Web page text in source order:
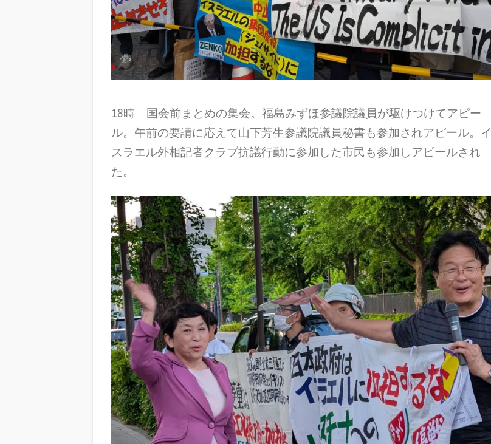
18時 国会前まとめの集会。福島みずほ参議院議員が駆けつけてアピー
ル。午前の要請に応えて山下芳生参議院議員秘書も参加されアピール。イ
スラエル外相記者クラブ抗議行動に参加した市民も参加しアピールされ
た。